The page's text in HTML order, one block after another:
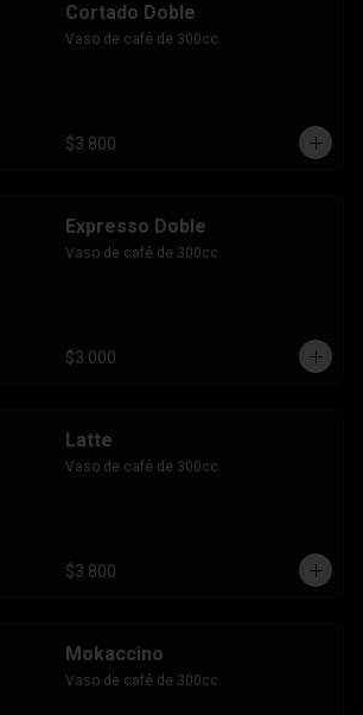
Cortado Doble
Vaso de café de 300cc.
$3.800
Expresso Doble
Vaso de café de 300cc.
$3.000
Latte
Vaso de café de 300cc.
$3.800
Mokaccino
Vaso de café de 300cc.